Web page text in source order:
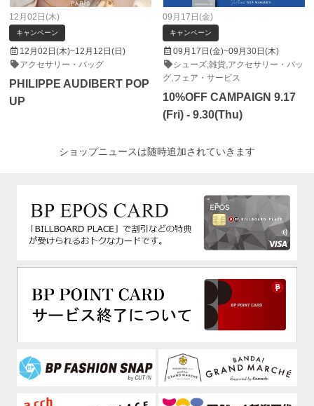
12月02日(木)
キャンペーン
12月02日(木)~12月12日(日)
アクセサリー・バッグ
PHILIPPE AUDIBERT POP
UP
09月17日(金)
キャンペーン
09月17日(金)~09月30日(木)
シューズ,雑貨,アクセサリー・バッ
グ,フェア・サービス
10%OFF CAMPAIGN 9.17
(Fri) - 9.30(Thu)
ショップニュースは随時追加されていきます